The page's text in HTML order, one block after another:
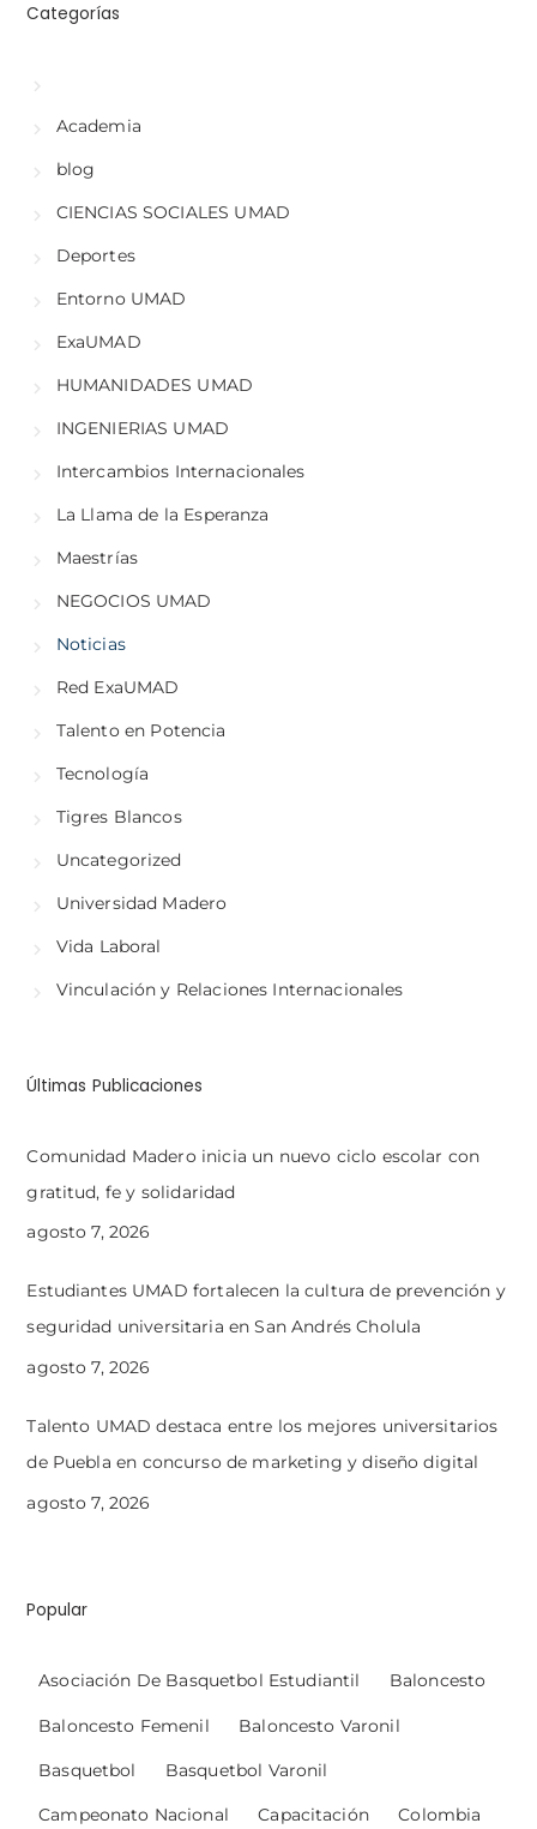
Categorías
Academia
blog
CIENCIAS SOCIALES UMAD
Deportes
Entorno UMAD
ExaUMAD
HUMANIDADES UMAD
INGENIERIAS UMAD
Intercambios Internacionales
La Llama de la Esperanza
Maestrías
NEGOCIOS UMAD
Noticias
Red ExaUMAD
Talento en Potencia
Tecnología
Tigres Blancos
Uncategorized
Universidad Madero
Vida Laboral
Vinculación y Relaciones Internacionales
Últimas Publicaciones
Comunidad Madero inicia un nuevo ciclo escolar con
gratitud, fe y solidaridad
agosto 7, 2026
Estudiantes UMAD fortalecen la cultura de prevención y
seguridad universitaria en San Andrés Cholula
agosto 7, 2026
Talento UMAD destaca entre los mejores universitarios
de Puebla en concurso de marketing y diseño digital
agosto 7, 2026
Popular
Asociación De Basquetbol Estudiantil Baloncesto
Baloncesto Femenil Baloncesto Varonil
Basquetbol Basquetbol Varonil
Campeonato Nacional Capacitación Colombia